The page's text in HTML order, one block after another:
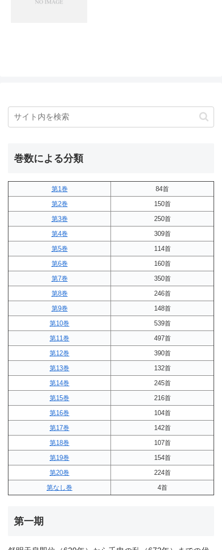
巻数による分類
第1巻
84首
第2巻
150首
第3巻
250首
第4巻
309首
第5巻
114首
第6巻
160首
第7巻
350首
第8巻
246首
第9巻
148首
第10巻
539首
第11巻
497首
第12巻
390首
第13巻
132首
第14巻
245首
第15巻
216首
第16巻
104首
第17巻
142首
第18巻
107首
第19巻
154首
第20巻
224首
第なし巻
4首
第一期